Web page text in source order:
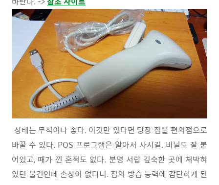
상태는 무척이나 좋다. 이것만 있다면 당장 집을 편의점으로
바꿀 수 있다. POS 프로그램은 알아서 사시길. 비닐도 잘 붙
어있고, 때가 낀 흔적도 없다. 분명 서랍 깊숙한 곳에 처박혀
있던 물건인데 손상이 없다니. 집의 방습 능력에 감탄하게 된